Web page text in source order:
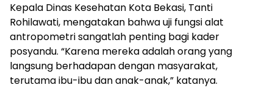
Kepala Dinas Kesehatan Kota Bekasi, Tanti
Rohilawati, mengatakan bahwa uji fungsi alat
antropometri sangatlah penting bagi kader
posyandu. “Karena mereka adalah orang yang
langsung berhadapan dengan masyarakat,
terutama ibu-ibu dan anak-anak,” katanya.